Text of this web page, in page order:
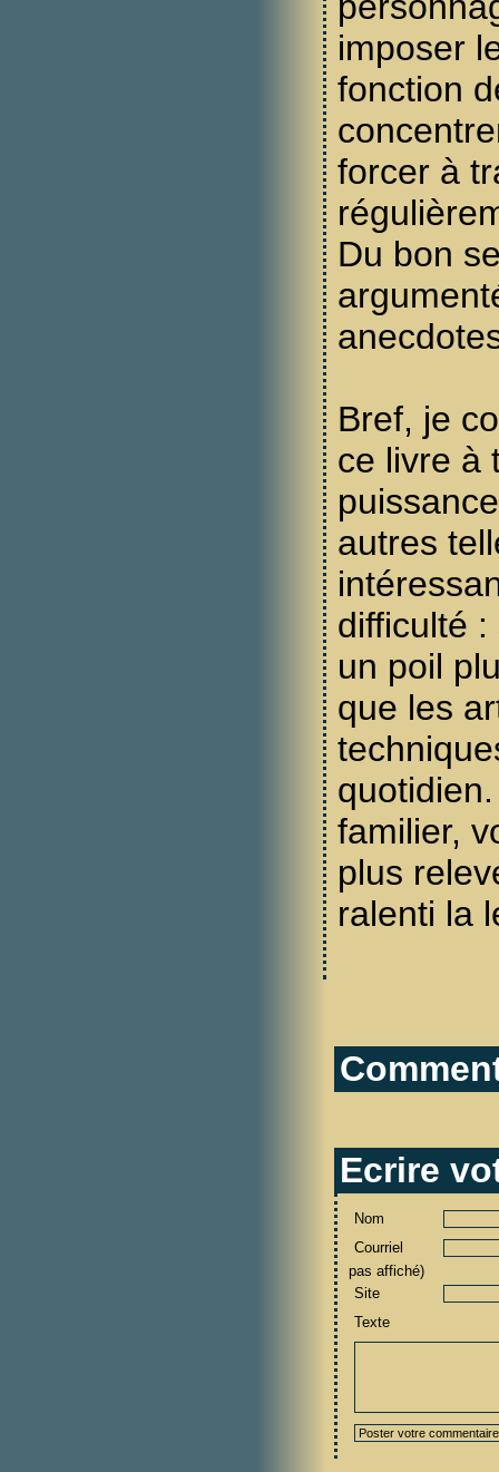
imposer
fonction
forcer à
Du bon
Bref, je
ce livre à
autres
difficulté
un poil
que les
familier,
plus
ralenti la
Ecrire
Nom
Courriel
pas affiché)
Site
Texte